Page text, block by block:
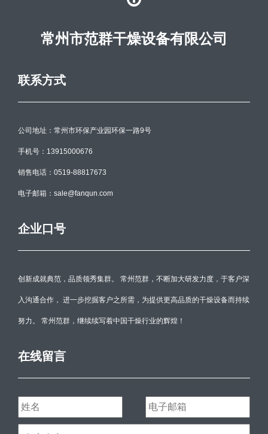
常州市范群干燥设备有限公司
联系方式
公司地址：常州市环保产业园环保一路9号
手机号：13915000676
销售电话：0519-88817673
电子邮箱：sale@fanqun.com
企业口号
创新成就典范，品质领秀集群。 常州范群，不断加大研发力度，于客户深
入沟通合作， 进一步挖掘客户之所需，为提供更高品质的干燥设备而持续
努力。 常州范群，继续续写着中国干燥行业的辉煌！
在线留言